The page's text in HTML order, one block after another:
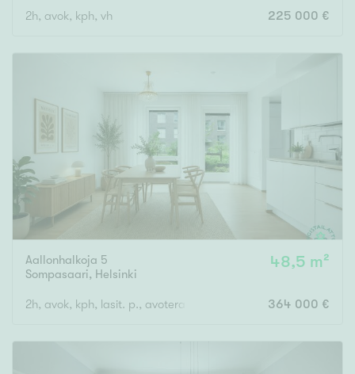
2h, avok, kph, vh 225 000 €
Aallonhalkoja 5
Sompasaari, Helsinki
48,5 m²
2h, avok, kph, lasit. p., avoterassi 364 000 €